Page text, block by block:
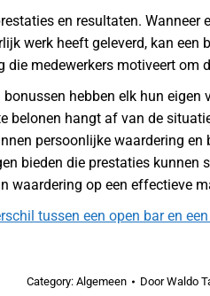
en resultaten.
werk heeft geleverd, kan
die medewerkers motiveert om
hebben elk hun
belonen hangt af van de
persoonlijke waardering
bieden die prestaties kunnen
waardering op een effectieve
tussen een open bar en
Category: Algemeen DoorWaldo